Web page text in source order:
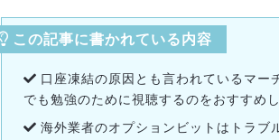
この記事に書かれている内容
口座凍結の原因とも言われているマー
でも勉強のために視聴するのをおすすめし
海外業者のオプションビットはトラブ